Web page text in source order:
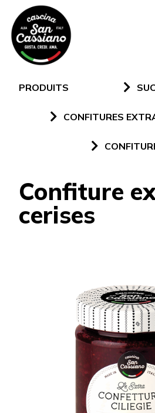
PRODUITS
CONFITURES
Confiture
cerises